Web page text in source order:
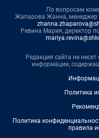
По вопросам
Жапарова Жанна, менеджер
Ревина Мария, директор
Редакция сайта не
информации,
Политика
Политика
правила